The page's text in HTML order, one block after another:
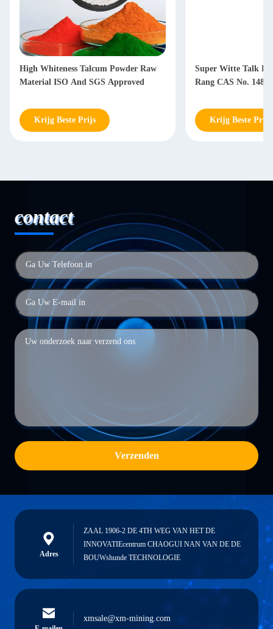
High Whiteness Talcum Powder Raw
Material ISO And SGS Approved
Krijg Beste Prijs
Super Witte Talk
Rang CAS No.
Krijg Beste Prijs
contact
Verzenden
Adres
ZAAL 1906-2 DE 4TH WEG VAN HET DE
INNOVATIEcentrum CHAOGUI NAN VAN DE DE
BOUWshunde TECHNOLOGIE
xmsale@xm-mining.com